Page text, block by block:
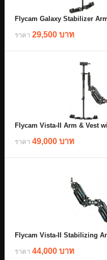
Flycam Galaxy Stabilizer
ราคา 29,500 บาท
Flycam Vista-II Arm & Vest
ราคา 49,000 บาท
Flycam Vista-II Stabilizing
ราคา 44,000 บาท